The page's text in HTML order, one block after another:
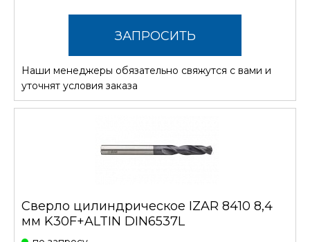
ЗАПРОСИТЬ
СТОИМОСТЬ
Наши менеджеры обязательно свяжутся с вами и
уточнят условия заказа
Сверло цилиндрическое IZAR 8410 8,4
мм K30F+ALTIN DIN6537L